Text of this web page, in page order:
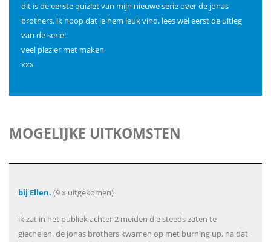
dit is de eerste quizlet van mijn nieuwe serie over de jonas
brothers. ik hoop dat je hem leuk vind. lees wel eerst de uitleg
van de serie!
veel plezier met maken
xxx
MOGELIJKE UITKOMSTEN
bij Ellen. (9 x uitgekomen)
ik zat in het publiek achter 2 meiden die steeds zaten te
giechelen. de jonas brothers kwamen op met burning up. na dat